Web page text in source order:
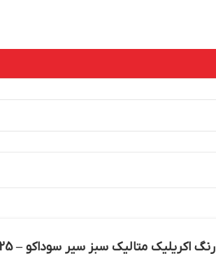
رنگ اکریلیک متالیک سبز سیر سوداکو – 125 میل